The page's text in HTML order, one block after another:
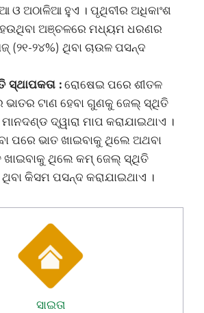
ଓ ଅଠାଳିଆ ହୁଏ । ପୃଥିବୀର ଅଧିକାଂଶ
ଅଞ୍ଚଳରେ ମଧ୍ୟମ ଧରଣର
(୨୧-୨୪%) ଥିବା ଚାଉଳ ପସନ୍ଦ
ସ୍ଥାପକତା : ରୋଷେଇ ପରେ ଶୀତଳ
ଭାତର ଟାଣ ହେବା ଗୁଣକୁ ଜେଲ୍ ସ୍ଥିତି
ଦ୍ୱାରା ମାପ କରାଯାଇଥାଏ ।
ପରେ ଭାତ ଖାଇବାକୁ ଥିଲେ ଅଥବା
ଖାଇବାକୁ ଥିଲେ କମ୍ ଜେଲ୍ ସ୍ଥିତି
ଥିବା କିସମ ପସନ୍ଦ କରାଯାଇଥାଏ ।
ସାଇତା